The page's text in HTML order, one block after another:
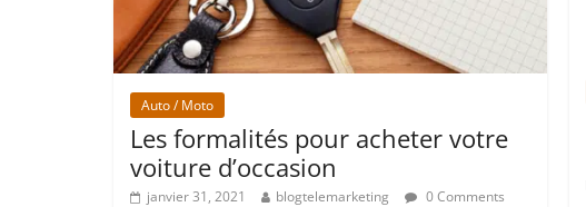
Auto / Moto
Les formalités pour acheter votre
voiture d’occasion
janvier 31, 2021 blogtelemarketing 0 Comments